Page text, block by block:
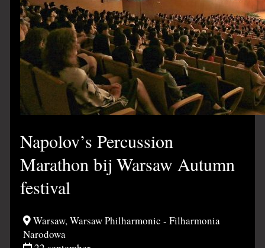
Napolov’s Percussion
Marathon bij Warsaw Autumn
festival
Warsaw, Warsaw Philharmonic - Filharmonia
Narodowa